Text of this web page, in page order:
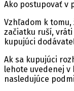
Ako postupovať v
Vzhľadom k
začiatku ruší,
kupujúci
Ak sa kupujúci
lehote uvedenej v
nasledujúce